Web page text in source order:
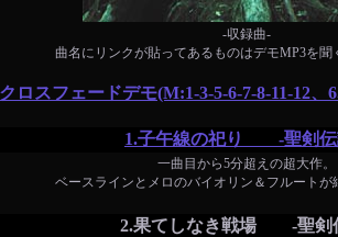
-収録曲-
曲名にリンクが貼ってあるものはデモMP3を聞
クロスフェードデモ(M:1-3-5-6-7-8-11-12、
1.子午線の祀り -聖剣伝
一曲目から5分超えの超大作。
ベースラインとメロのバイオリン＆フルートが
2.果てしなき戦場 -聖剣